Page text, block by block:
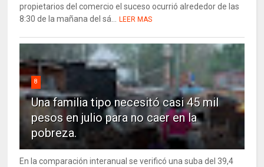
propietarios del comercio el suceso ocurrió alrededor de las
8:30 de la mañana del sá... LEER MAS
8
Una familia tipo necesitó casi 45 mil
pesos en julio para no caer en la
pobreza.
En la comparación interanual se verificó una suba del 39,4